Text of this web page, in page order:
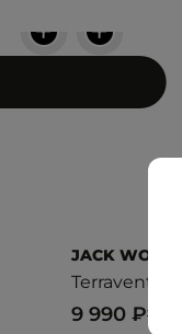
+ +
JACK
19
9 990 ₽